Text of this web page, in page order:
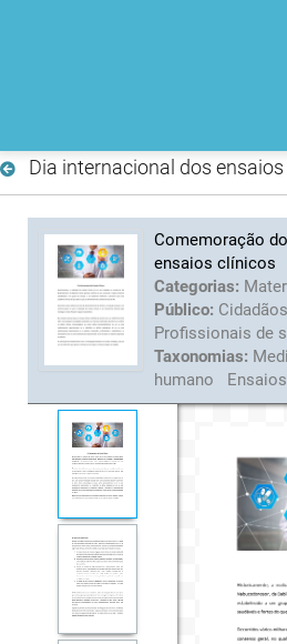
Dia internacional dos
Comemoração
ensaios clínicos
Categorias:
Público: Cidadãos
Profissionais de
Taxonomias:
humano